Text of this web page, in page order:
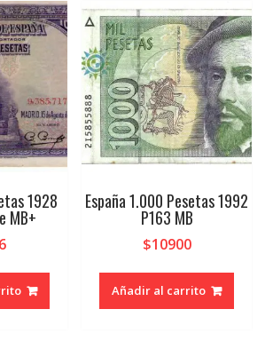
1928
MB+
España 1.000 Pesetas 1992
P163 MB
$10900
Añadir al carrito